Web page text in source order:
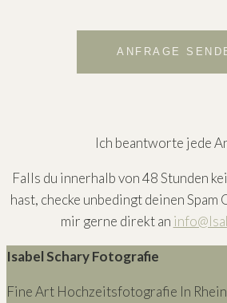
Ich beantworte jede
Falls du innerhalb von 48 Stunden
hast, checke unbedingt deinen
mir gerne direkt an
Isabel Schary Fotografie
Fine Art Hochzeitsfotografie In